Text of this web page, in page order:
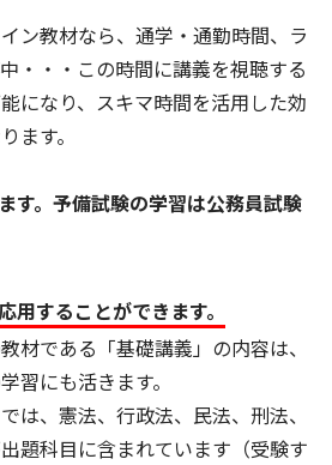
ン教材なら、通学・通勤時間、ラ
・・・この時間に講義を視聴する
になり、スキマ時間を活用した効
ます。
す。予備試験の学習は公務員試験
用することができます。
材である「基礎講義」の内容は、
習にも活きます。
は、憲法、行政法、民法、刑法、
題科目に含まれています（受験す